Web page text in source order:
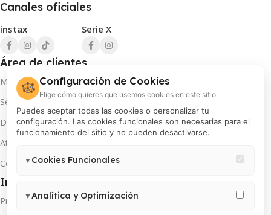
Canales oficiales
instax Serie X
Área de clientes
Mi cuenta
Seguimiento de envío
Documentos electrónicos
Atención por WhatsApp
Contáctanos
Información útil
Preguntas frecuentes
🍪 Configuración de Cookies
Elige cómo quieres que usemos cookies en este sitio.
Puedes aceptar todas las cookies o personalizar tu
configuración. Las cookies funcionales son necesarias para el
funcionamiento del sitio y no pueden desactivarse.
▼ Cookies Funcionales
sesión, preferencias de usuario). Estas cookies no pueden
▼Analítica y Optimización